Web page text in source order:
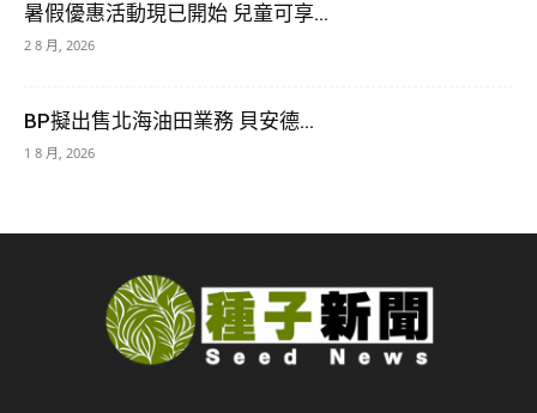
暑假優惠活動現已開始 兒童可享...
2 8 月, 2026
BP擬出售北海油田業務 貝安德...
1 8 月, 2026